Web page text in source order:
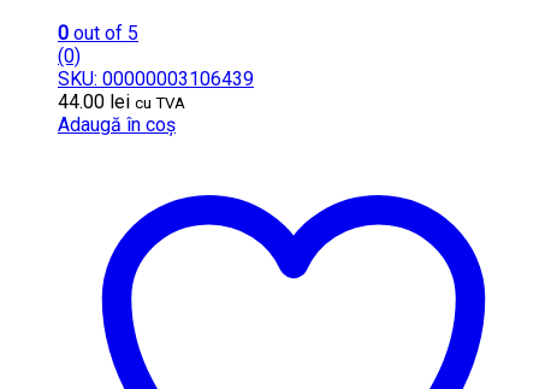
0 out of 5
(0)
SKU: 00000003106439
44.00 lei cu TVA
Adaugă în coș